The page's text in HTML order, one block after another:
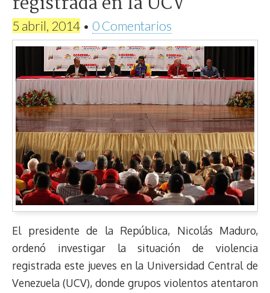
5 abril, 2014 • 0 Comentarios
El presidente de la República, Nicolás Maduro,
ordenó investigar la situación de violencia
registrada este jueves en la Universidad Central de
Venezuela (UCV), donde grupos violentos atentaron